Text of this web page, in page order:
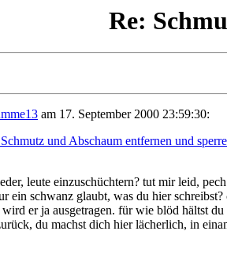
Re:
am 17. September 2000 23:59:30:
und Abschaum entfernen und
leute einzuschüchtern? tut mir leid,
ein schwanz glaubt, was du hier
er ja ausgetragen. für wie blöd hältst
du machst dich hier lächerlich, in